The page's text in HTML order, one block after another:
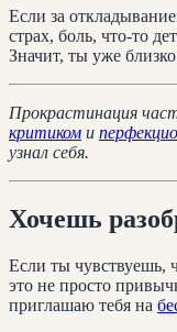
Если за
страх, боль, что-то
Значит, ты уже
Прокрастинация
критиком и
узнал себя.
Хочешь
Если ты чувствуешь,
это не просто
приглашаю тебя на